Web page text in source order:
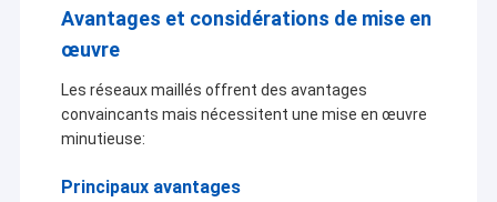
Avantages et considérations de mise en
œuvre
Les réseaux maillés offrent des avantages
convaincants mais nécessitent une mise en œuvre
minutieuse:
Principaux avantages